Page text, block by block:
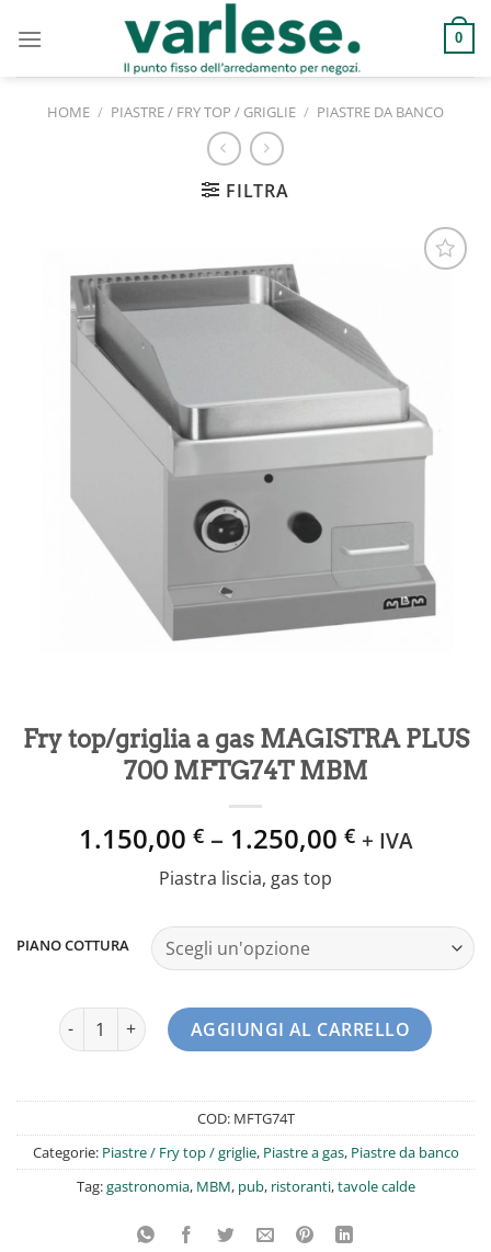
0
HOME / PIASTRE / FRY TOP / GRIGLIE / PIASTRE DA BANCO
FILTRA
desideri
Fry top/griglia a gas MAGISTRA PLUS
700 MFTG74T MBM
1.150,00 €– 1.250,00 € + IVA
Piastra liscia, gas top
PIANO COTTURA
Fry top/griglia a gas MAGISTRA PLUS 700 MFTG74T MBM
AGGIUNGI AL CARRELLO
COD: MFTG74T
Categorie: Piastre / Fry top / griglie, Piastre a gas, Piastre da banco
Tag:gastronomia, MBM, pub, ristoranti,tavole calde